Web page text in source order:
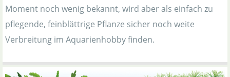
Moment noch wenig bekannt, wird aber als einfach zu
pflegende, feinblättrige Pflanze sicher noch weite
Verbreitung im Aquarienhobby finden.